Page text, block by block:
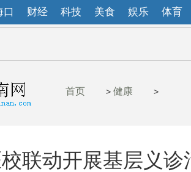
口 财经 科技 美食 娱乐 体育
首页 > 健康 >
联动开展基层义